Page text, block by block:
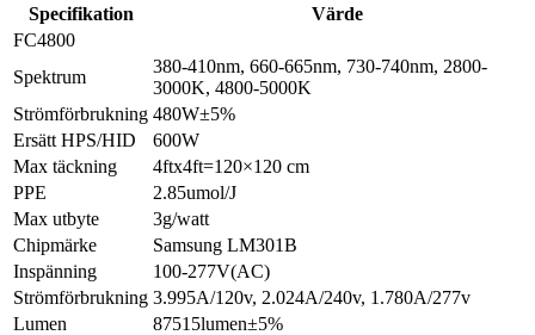
Specifikation
Värde
FC4800
Spektrum
380-410nm, 660-665nm, 730-740nm, 2800-
3000K, 4800-5000K
Strömförbrukning 480W±5%
Ersätt HPS/HID
600W
Max täckning
4ftx4ft=120×120 cm
PPE
2.85umol/J
Max utbyte
3g/watt
Chipmärke
Samsung LM301B
Inspänning
100-277V(AC)
Strömförbrukning 3.995A/120v, 2.024A/240v, 1.780A/277v
Lumen
87515lumen±5%